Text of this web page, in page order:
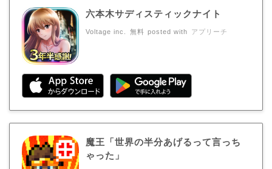
六本木サディスティックナイト
Voltage inc. 無料 posted with アプリーチ
魔王「世界の半分あげるって言っち
ゃった」